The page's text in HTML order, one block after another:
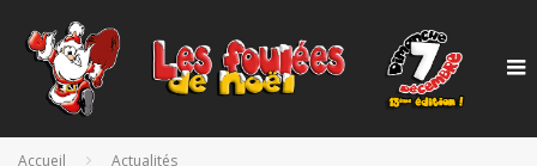
Accueil Actualités